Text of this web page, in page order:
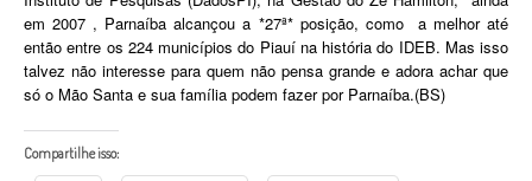
em 2007 , Parnaíba alcançou a *27ª* posição, como a melhor até
então entre os 224 municípios do Piauí na história do IDEB. Mas isso
talvez não interesse para quem não pensa grande e adora achar que
só o Mão Santa e sua família podem fazer por Parnaíba.(BS)
Compartilhe isso: